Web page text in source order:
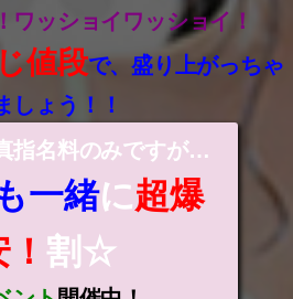
ワッショイワッショイ！
値段で、盛り上がっちゃ
しょう！！
指名料のみですが…
も一緒に超爆
割☆